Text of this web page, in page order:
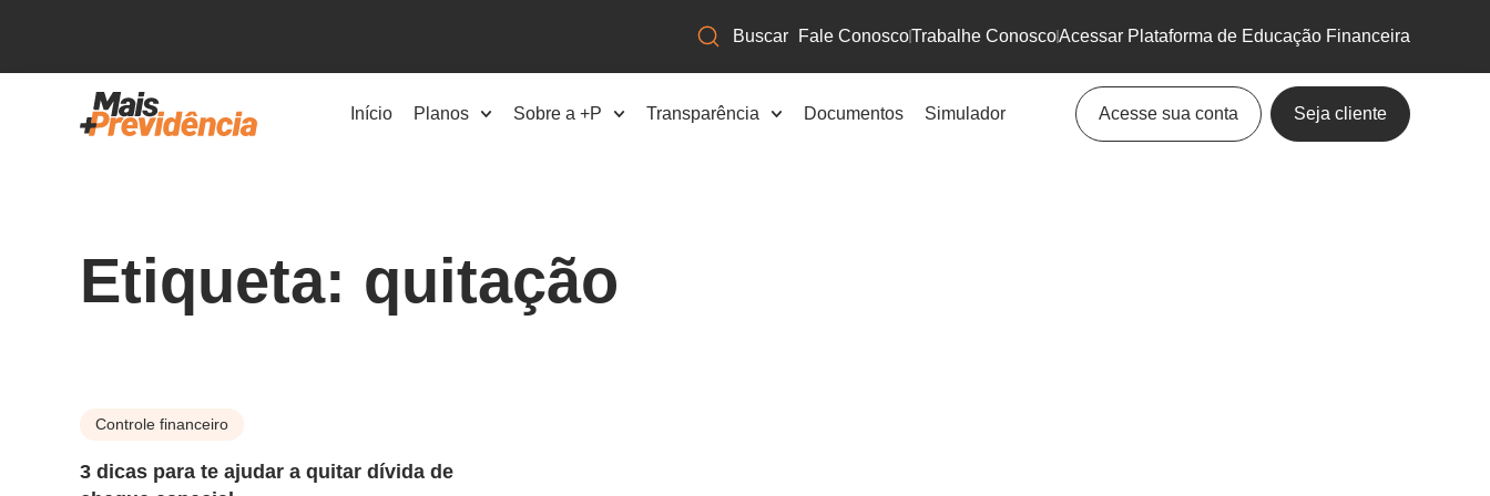
Fale ConoscoTrabalhe ConoscoAcessar Plataforma de Educação Financeira
Início Planos Sobre a +P Transparência Documentos Simulador Acesse sua conta Seja cliente
Etiqueta: quitação
Controle financeiro
3 dicas para te ajudar a quitar dívida de